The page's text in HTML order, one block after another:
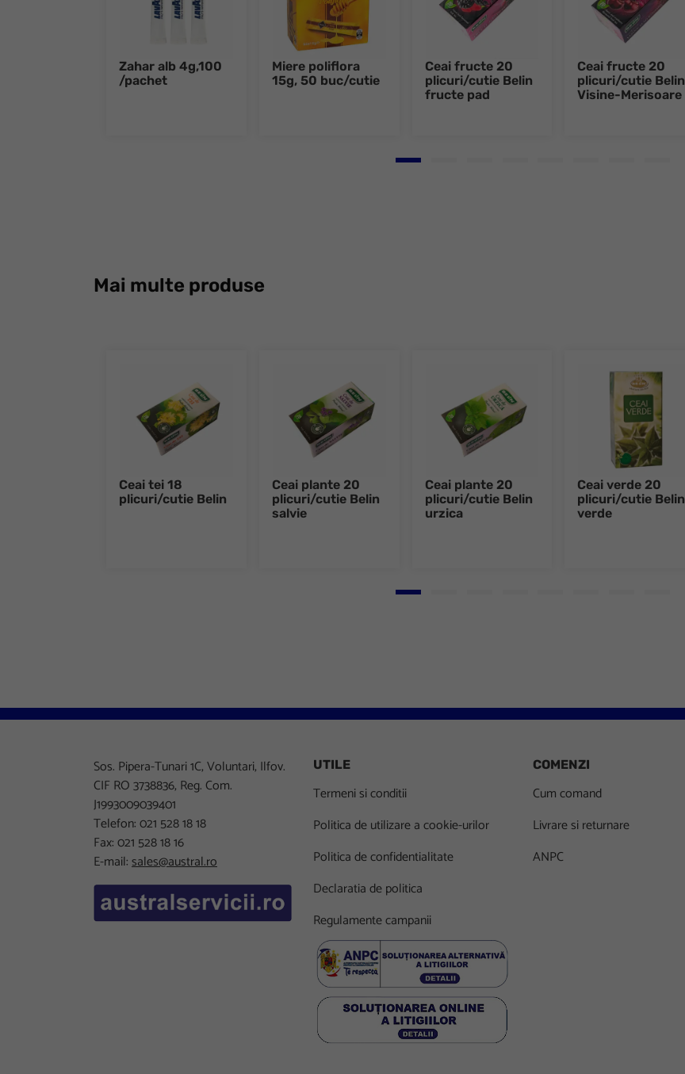
Zahar alb 4g,100
/pachet
Miere poliflora
15g, 50 buc/cutie
Ceai fructe 20
plicuri/cutie Belin
fructe pad
Ceai fructe 20
plicuri/cutie Belin
Visine-Merisoare
Go to slide 1
Mai multe produse
Ceai tei 18
plicuri/cutie Belin
Ceai plante 20
plicuri/cutie Belin
salvie
Ceai plante 20
plicuri/cutie Belin
urzica
Ceai verde 20
plicuri/cutie Belin
verde
Go to slide 1
Sos. Pipera-Tunari 1C, Voluntari, Ilfov.
CIF RO 3738836, Reg. Com.
J1993009039401
Telefon: 021 528 18 18
Fax: 021 528 18 16
E-mail:sales@austral.ro
UTILE
Termeni si conditii
Politica de utilizare a cookie-urilor
Politica de confidentialitate
Declaratia de politica
Regulamente campanii
COMENZI
Cum comand
Livrare si returnare
ANPC